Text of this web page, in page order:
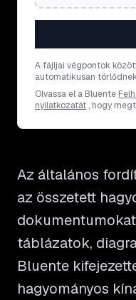
A fájljai végpontok
automatikusan
Olvassa el a Bluente
nyilatkozatát , hogy
Az általános
az összetett
táblázatok,
Bluente
hagyományos